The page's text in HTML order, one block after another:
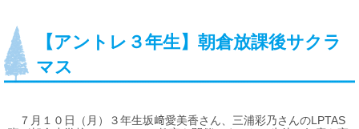
置：
【アントレ３年生】朝倉放課後サクラ
マス
７月１０日（月）３年生坂﨑愛美香さん、三浦彩乃さんのLPTAS